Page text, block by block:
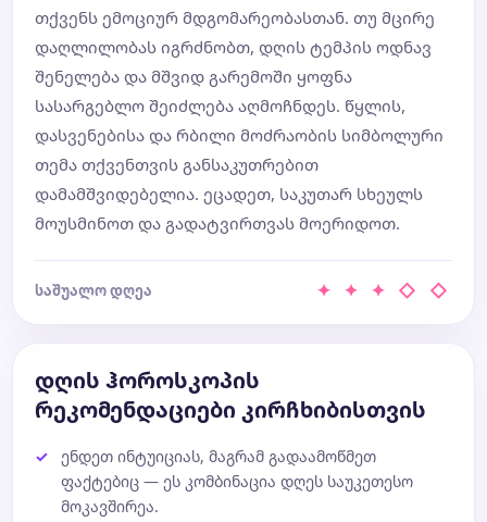
თქვენს ემოციურ მდგომარეობასთან. თუ მცირე
დაღლილობას იგრძნობთ, დღის ტემპის ოდნავ
შენელება და მშვიდ გარემოში ყოფნა
სასარგებლო შეიძლება აღმოჩნდეს. წყლის,
დასვენებისა და რბილი მოძრაობის სიმბოლური
თემა თქვენთვის განსაკუთრებით
დამამშვიდებელია. ეცადეთ, საკუთარ სხეულს
მოუსმინოთ და გადატვირთვას მოერიდოთ.
საშუალო დღეა ✦ ✦ ✦ ◇ ◇
დღის ჰოროსკოპის
რეკომენდაციები კირჩხიბისთვის
ენდეთ ინტუიციას, მაგრამ გადაამოწმეთ
ფაქტებიც — ეს კომბინაცია დღეს საუკეთესო
მოკავშირეა.